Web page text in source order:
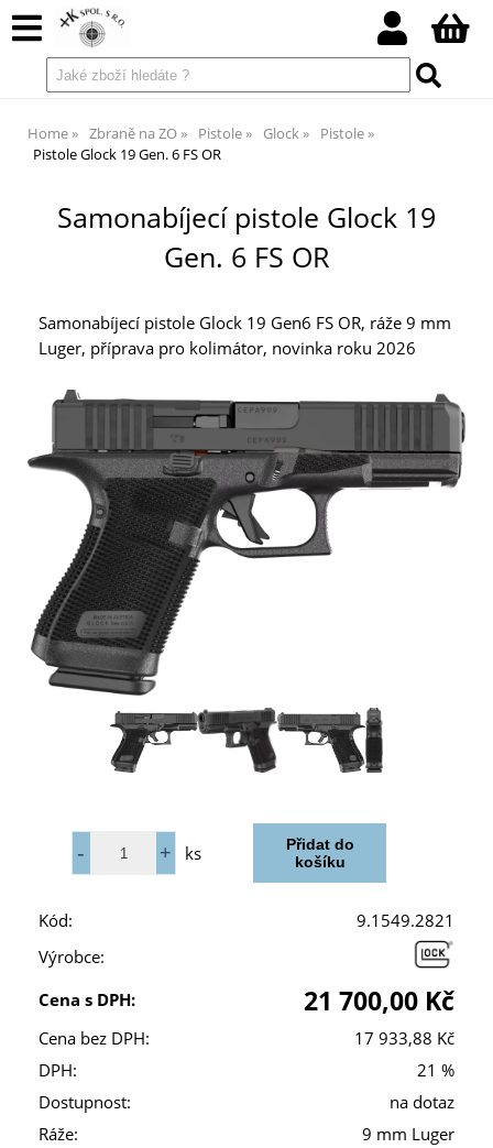
Home Zbraně na ZO Pistole Glock
Pistole
Pistole Glock 19 Gen. 6 FS OR
Samonabíjecí pistole Glock 19
Gen. 6 FS OR
Samonabíjecí pistole Glock 19 Gen6 FS OR, ráže 9 mm
Luger, příprava pro kolimátor, novinka roku 2026
ks
Kód:
9.1549.2821
Výrobce:
Cena s DPH:
21 700,00 Kč
Cena bez DPH:
17 933,88 Kč
DPH:
21 %
Dostupnost:
na dotaz
Ráže:
9 mm Luger